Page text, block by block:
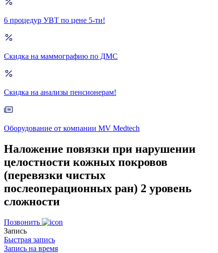
6 процедур УВТ по цене 5-ти!
Скидка на маммографию по ДМС
Скидка на анализы пенсионерам!
Оборудование от компании MV Medtech
Наложение повязки при нарушении
целостности кожных покровов
(перевязки чистых
послеоперационных ран) 2 уровень
сложности
Позвонить
Запись
Быстрая запись
Запись на время